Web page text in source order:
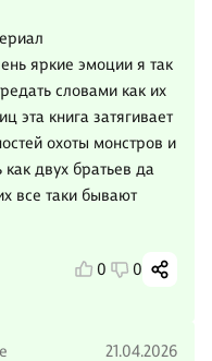
яркие эмоции я так
словами как их
эта книга затягивает
охоты монстров и
как двух братьев да
все таки бывают
0 0
21.04.2026